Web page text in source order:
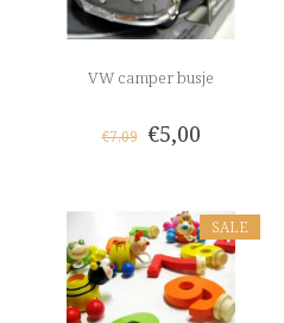
VW camper busje
€7,09 €5,00
SALE